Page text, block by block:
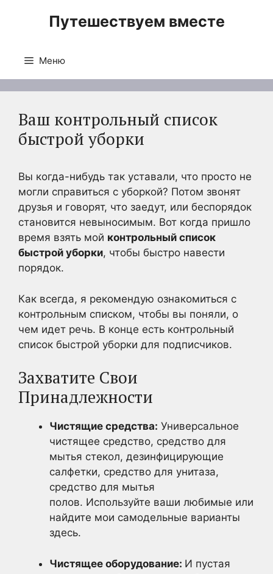
Путешествуем вместе
Меню
Ваш контрольный список
быстрой уборки
Вы когда-нибудь так уставали, что просто не
могли справиться с уборкой? Потом звонят
друзья и говорят, что заедут, или беспорядок
становится невыносимым. Вот когда пришло
время взять мой контрольный список
быстрой уборки, чтобы быстро навести
порядок.
Как всегда, я рекомендую ознакомиться с
контрольным списком, чтобы вы поняли, о
чем идет речь. В конце есть контрольный
список быстрой уборки для подписчиков.
Захватите Свои
Принадлежности
Чистящие средства: Универсальное
чистящее средство, средство для
мытья стекол, дезинфицирующие
салфетки, средство для унитаза,
средство для мытья
полов. Используйте ваши любимые или
найдите мои самодельные варианты
здесь.
Чистящее оборудование: И пустая